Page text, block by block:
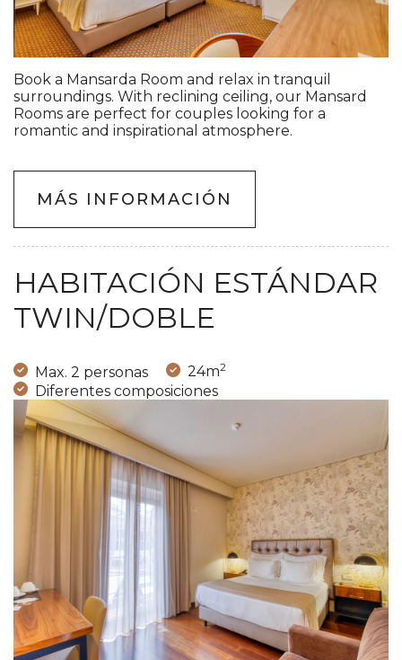
Book a Mansarda Room and relax in tranquil
surroundings. With reclining ceiling, our Mansard
Rooms are perfect for couples looking for a
romantic and inspirational atmosphere.
MÁS INFORMACIÓN
HABITACIÓN ESTÁNDAR
TWIN/DOBLE
Max. 2 personas 24m2
Diferentes composiciones